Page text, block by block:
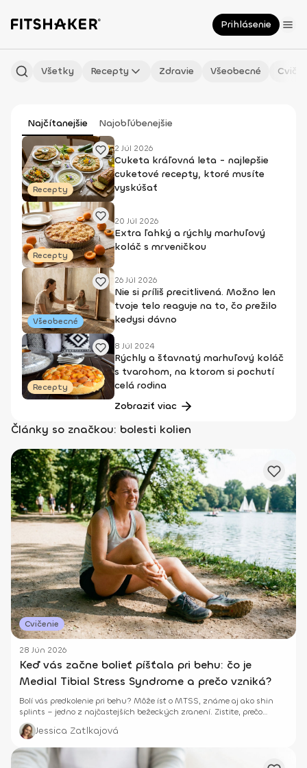
Prihlásenie
Všetky Recepty Zdravie Všeobecné
Najčítanejšie Najobľúbenejšie
Recepty
2 Júl 2026
Cuketa kráľovná leta - najlepšie
cuketové recepty, ktoré musíte
vyskúšať
Recepty
20 Júl 2026
Extra ľahký a rýchly marhuľový
koláč s mrveničkou
Všeobecné
26 Júl 2026
Nie si príliš precitlivená. Možno len
tvoje telo reaguje na to, čo prežilo
kedysi dávno
Recepty
8 Júl 2024
Rýchly a šťavnatý marhuľový koláč
s tvarohom, na ktorom si pochutí
celá rodina
Zobraziť viac
Články so značkou: bolesti kolien
Cvičenie
28 Jún 2026
Keď vás začne bolieť píšťala pri behu: čo je
Medial Tibial Stress Syndrome a prečo vzniká?
Bolí vás predkolenie pri behu? Môže ísť o MTSS, známe aj ako shin
splints – jedno z najčastejších bežeckých zranení. Zistite, prečo
vzniká, ako ho rozpoznať a čo pomáha pri návrate k behu bez bolesti.
Jessica Zatlkajová